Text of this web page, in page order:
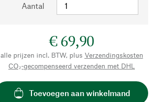
Aantal
€ 69,90
alle prijzen incl. BTW, plus Verzendingskosten
CO₂-gecompenseerd verzenden met DHL
Toevoegen aan winkelmand